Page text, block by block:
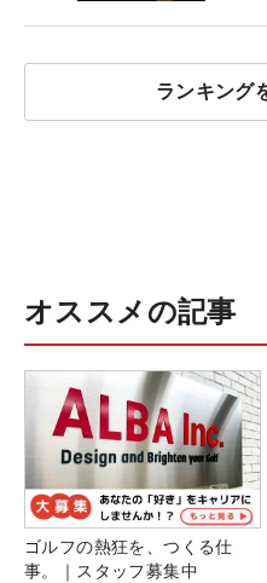
ランキング
オススメの記事
ゴルフの熱狂を、つくる仕
事。｜スタッフ募集中